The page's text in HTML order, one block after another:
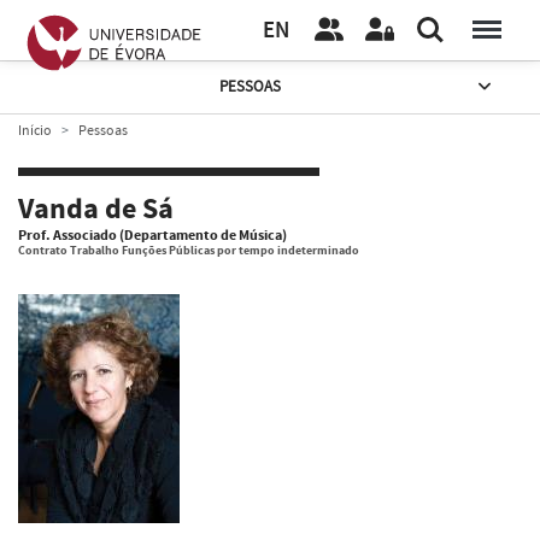
EN
PESSOAS
Início Pessoas
Vanda de Sá
Prof. Associado (Departamento de Música)
Contrato Trabalho Funções Públicas por tempo indeterminado